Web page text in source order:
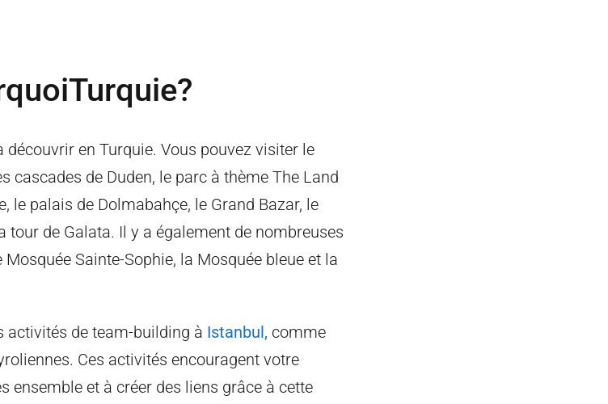
Turquie?
découvrir en Turquie. Vous pouvez visiter le
cascades de Duden, le parc à thème The Land
le palais de Dolmabahçe, le Grand Bazar, le
tour de Galata. Il y a également de nombreuses
Sainte-Sophie, la Mosquée bleue et la
activités de team-building à Istanbul, comme
Ces activités encouragent votre
ensemble et à créer des liens grâce à cette